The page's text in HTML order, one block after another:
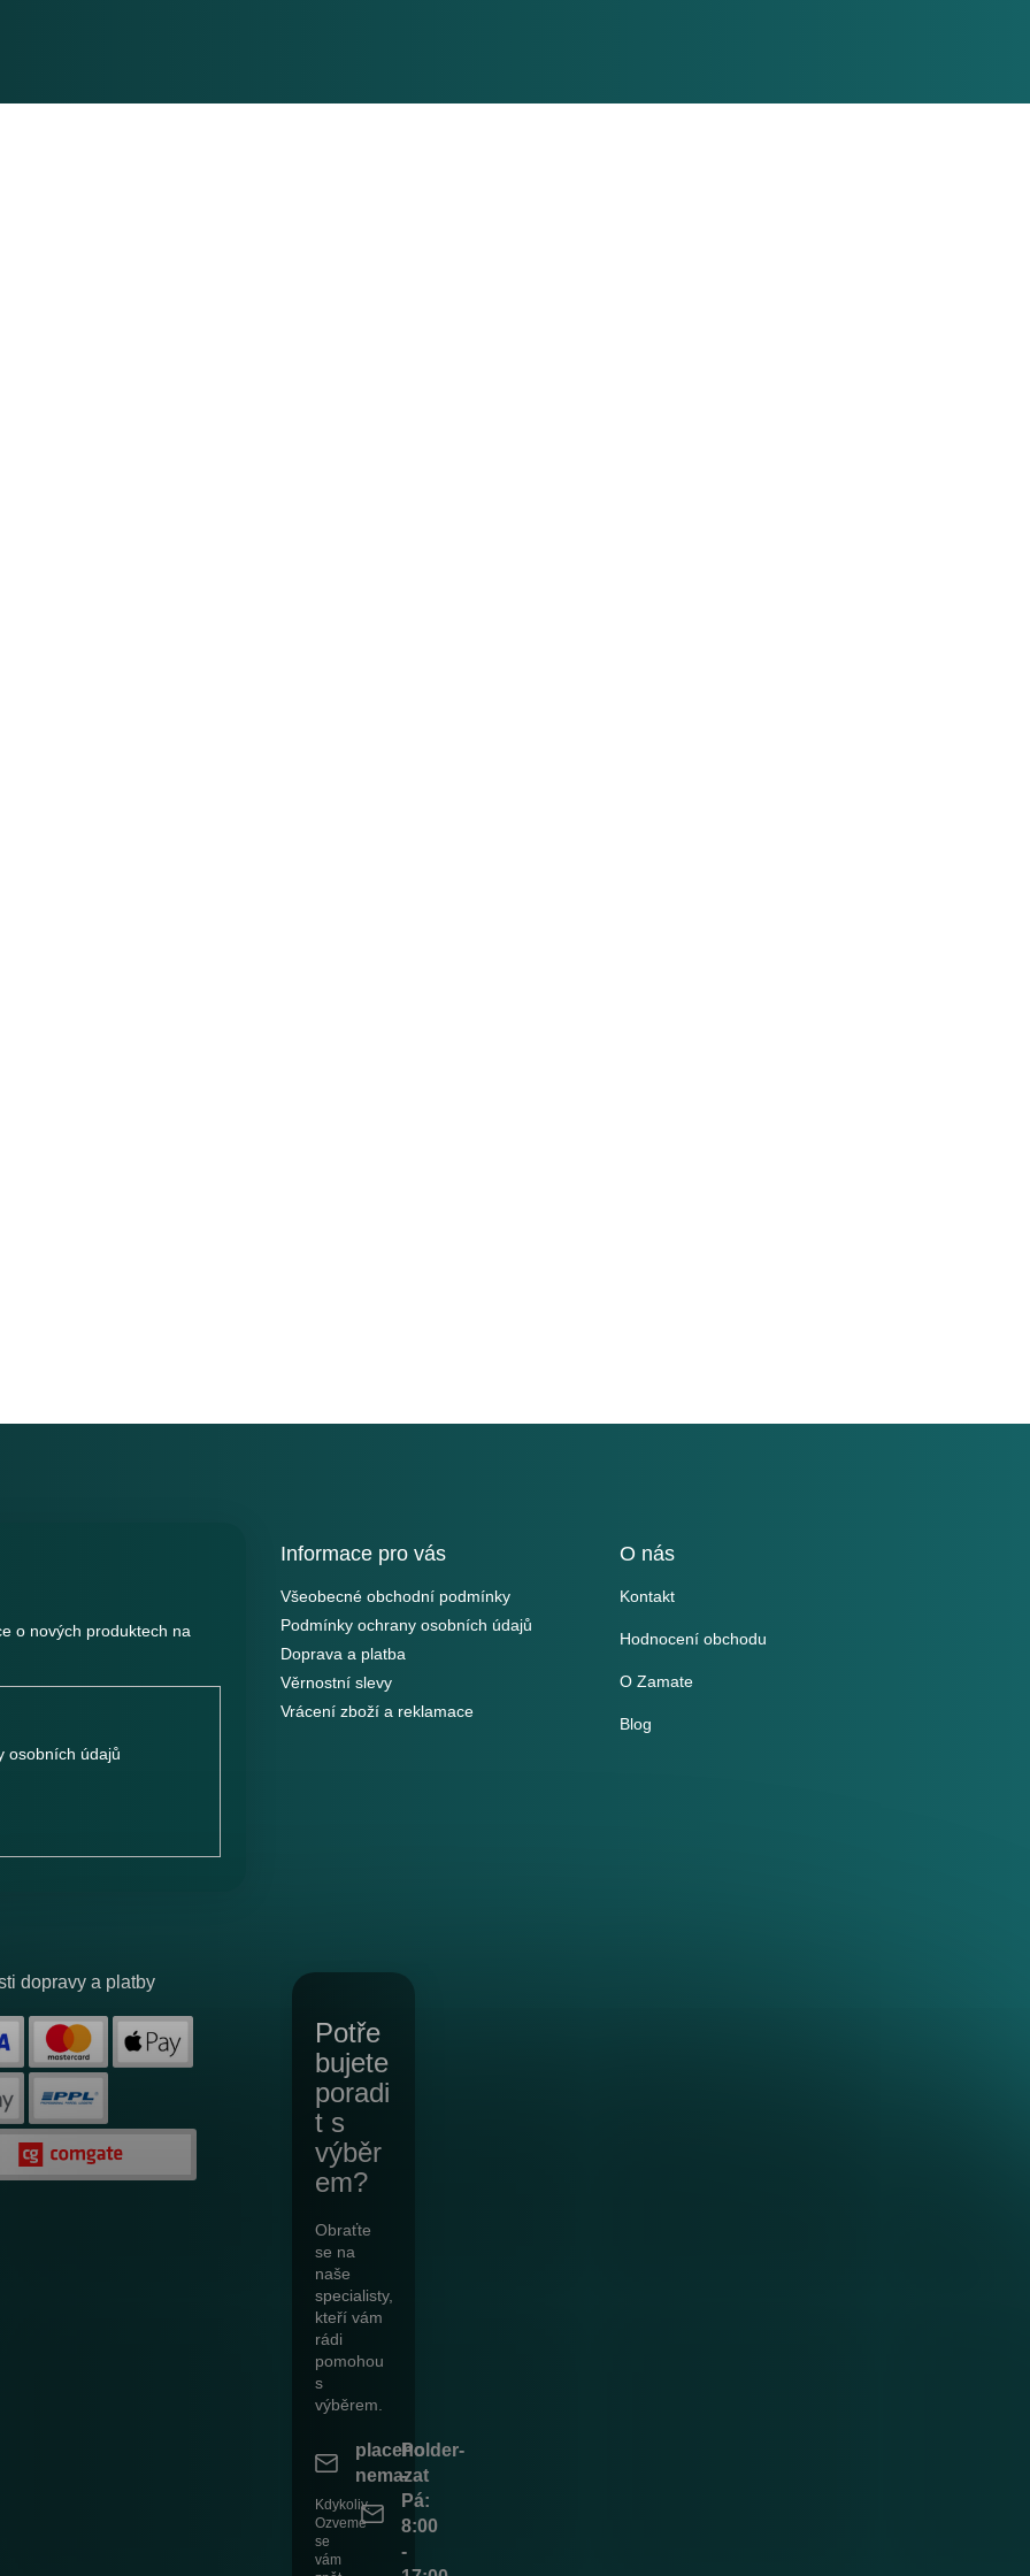
o nových produktech na
osobních údajů
Informace pro vás
Všeobecné obchodní podmínky
Podmínky ochrany osobních údajů
Doprava a platba
Věrnostní slevy
Vrácení zboží a reklamace
O nás
Kontakt
Hodnocení obchodu
O Zamate
Blog
dopravy a platby
Potře
bujete
poradi
t s
výběr
em?
Obraťte
se na
naše
specialisty,
kteří vám
rádi
pomohou
s
výběrem.
Po
-
Pá:
8:00
-
placeholder-
nemazat
Kdykoliv.
Ozveme
se
vám